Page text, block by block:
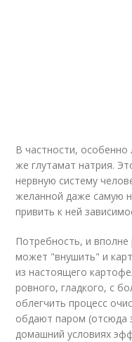
В частности,
же глутамат натрия.
нервную систему
желанной даже самую
привить к ней
Потребность, и
может "внушить" и
из настоящего
ровного, гладкого, с
облегчить процесс
обдают паром (отсюда
домашний условиях